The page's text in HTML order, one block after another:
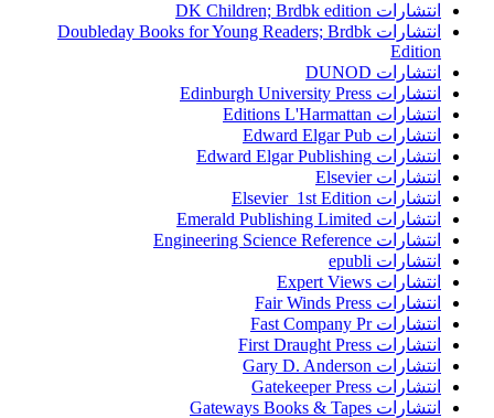
انتشارات DK Children; Brdbk edition
انتشارات Doubleday Books for Young Readers; Brdbk
Edition
انتشارات DUNOD
انتشارات Edinburgh University Press
انتشارات Editions L'Harmattan
انتشارات Edward Elgar Pub
انتشارات Edward Elgar Publishing
انتشارات Elsevier
انتشارات Elsevier 1st Edition
انتشارات Emerald Publishing Limited
انتشارات Engineering Science Reference
انتشارات epubli
انتشارات Expert Views
انتشارات Fair Winds Press
انتشارات Fast Company Pr
انتشارات First Draught Press
انتشارات Gary D. Anderson
انتشارات Gatekeeper Press
انتشارات Gateways Books & Tapes